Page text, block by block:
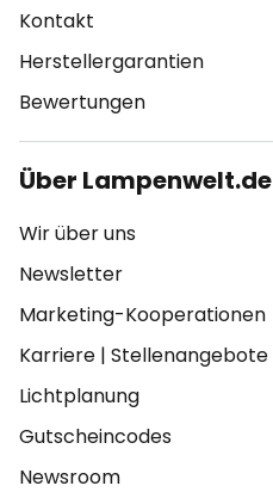
Kontakt
Herstellergarantien
Bewertungen
Über Lampenwelt.de
Wir über uns
Newsletter
Marketing-Kooperationen
Karriere | Stellenangebote
Lichtplanung
Gutscheincodes
Newsroom